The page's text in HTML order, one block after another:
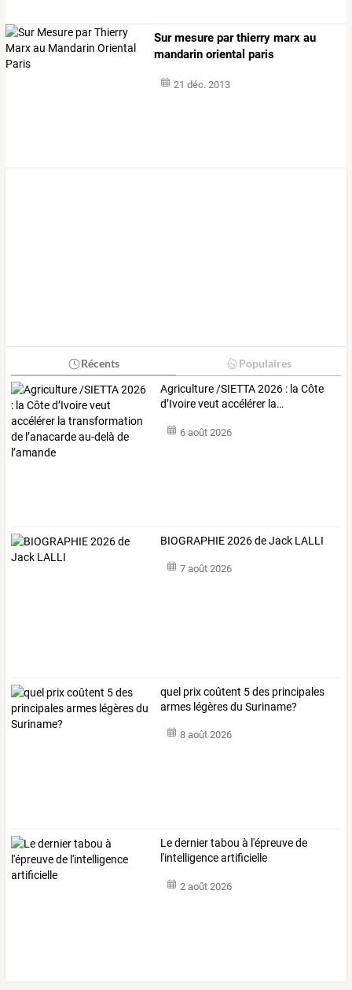
Sur mesure par thierry marx au
mandarin oriental paris
21 déc. 2013
Récents Populaires
Agriculture /SIETTA2026 : la Côte
d’Ivoireveut accélérer la…
6 août 2026
BIOGRAPHIE 2026 de Jack LALLI
7 août 2026
quel prix coûtent 5 des principales
armes légères du Suriname?
8 août 2026
Le dernier tabou à l'épreuve de
l'intelligence artificielle
2 août 2026